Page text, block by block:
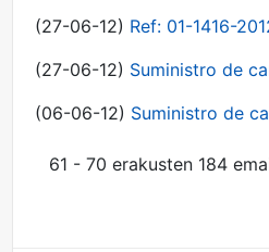
(27-06-12) Ref: 01-1416-
(27-06-12) Suministro de
(06-06-12) Suministro de
61 - 70 erakusten 184